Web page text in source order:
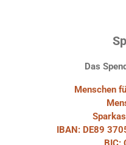
Das
Menschen
IBAN: DE89